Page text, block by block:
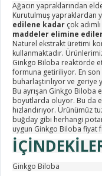
Ağacın yapraklarından
Kurutulmuş yapraklardan
edilene kadar çok
maddeler elimine
Naturel ekstrakt üretimi
kullanmaktadır.
Ginkgo Biloba reaktörde
formuna getiriliyor. En son
buharlaştırılıyor ve
Bu ayrışan Ginkgo Biloba
boyutlarda oluyor. Bu da
hızlandırıyor. Ürünümüz
buğday gibi herhangi
uygun Ginkgo Biloba fiyat
Ginkgo Biloba